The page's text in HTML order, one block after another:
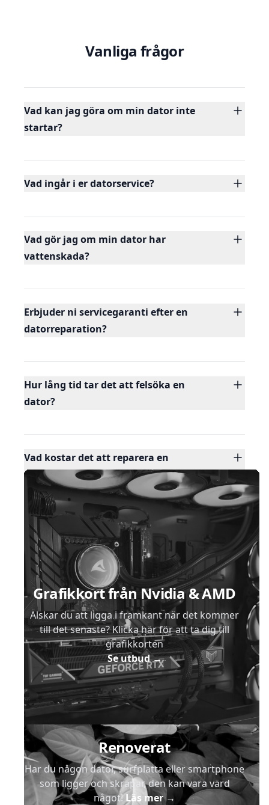
Vanliga frågor
Vad kan jag göra om min dator inte
startar?
Vad ingår i er datorservice?
Vad gör jag om min dator har
vattenskada?
Erbjuder ni servicegaranti efter en
datorreparation?
Hur lång tid tar det att felsöka en
dator?
Vad kostar det att reparera en
vattenskadad dator?
Grafikkort från Nvidia & AMD
Älskar du att ligga i framkant när det kommer
till det senaste? Klicka här för att ta dig till
grafikkorten
Se utbud→
Renoverat
Har du någon dator, surfplatta eller smartphone
som ligger och skräpar, den kan vara värd
något!Läs mer→